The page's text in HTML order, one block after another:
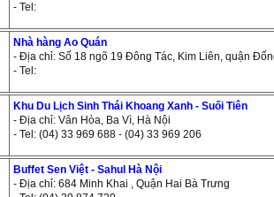
- Tel:
Nhà hàng Ao Quán
- Địa chỉ: Số 18 ngõ 19 Đông Tác, Kim Liên, quận
- Tel:
Khu Du Lịch Sinh Thái Khoang Xanh - Suối Tiên
- Địa chỉ: Vân Hòa, Ba Vì, Hà Nội
- Tel: (04) 33 969 688 - (04) 33 969 206
Buffet Sen Việt - Sahul Hà Nội
- Địa chỉ: 684 Minh Khai , Quận Hai Bà Trưng